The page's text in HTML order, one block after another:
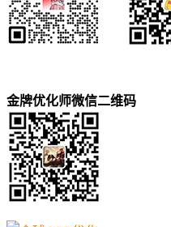
金牌优化师微信二维码